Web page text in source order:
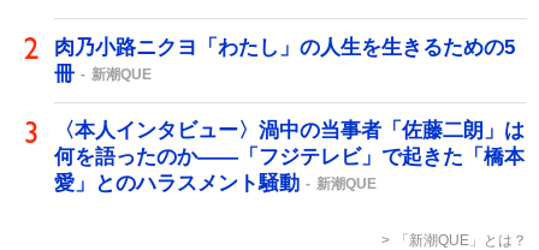
肉乃小路ニクヨ「わたし」の人生を生きるための5
冊
新潮QUE
〈本人インタビュー〉渦中の当事者「佐藤二朗」は
何を語ったのか――「フジテレビ」で起きた「橋本
愛」とのハラスメント騒動
新潮QUE
「新潮QUE」とは？